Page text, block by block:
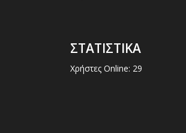
ΣΤΑΤΙΣΤΙΚΑ
Χρήστες Online: 29